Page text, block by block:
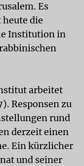
Es
heute die
Institution in
arbeitet
Responsen zu
rund
derzeit einen
Ein kürzlicher
und seiner